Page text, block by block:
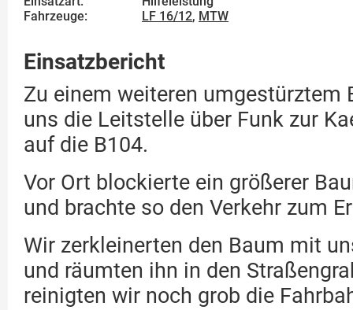
Fahrzeuge:
LF 16/12, MTW
Einsatzbericht
Zu einem weiteren umgestürztem
uns die Leitstelle über Funk zur
auf die B104.
Vor Ort blockierte ein größerer
und brachte so den Verkehr zum
Wir zerkleinerten den Baum mit
und räumten ihn in den
reinigten wir noch grob die